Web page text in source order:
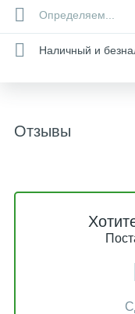
Определяем...
Наличный и
Отзывы